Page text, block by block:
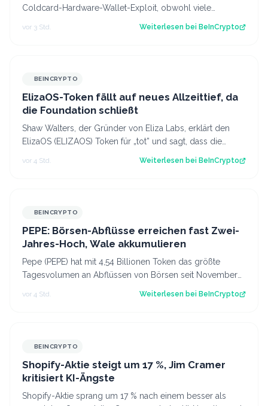
Coldcard-Hardware-Wallet-Exploit, obwohl viele
vor 3 Std. Weiterlesen bei BeInCrypto
BEINCRYPTO
ElizaOS-Token fällt auf neues Allzeittief, da
die Foundation schließt
Shaw Walters, der Gründer von Eliza Labs, erklärt den
ElizaOS (ELIZAOS) Token für „tot” und sagt, dass die
vor 4 Std. Weiterlesen bei BeInCrypto
BEINCRYPTO
PEPE: Börsen-Abflüsse erreichen fast Zwei-
Jahres-Hoch, Wale akkumulieren
Pepe (PEPE) hat mit 4,54 Billionen Token das größte
Tagesvolumen an Abflüssen von Börsen seit November
2024 verzeichnet. Damit senden Halter…
vor 4 Std. Weiterlesen bei BeInCrypto
BEINCRYPTO
Shopify-Aktie steigt um 17 %, Jim Cramer
kritisiert KI-Ängste
Shopify-Aktie sprang um 17 % nach einem besser als